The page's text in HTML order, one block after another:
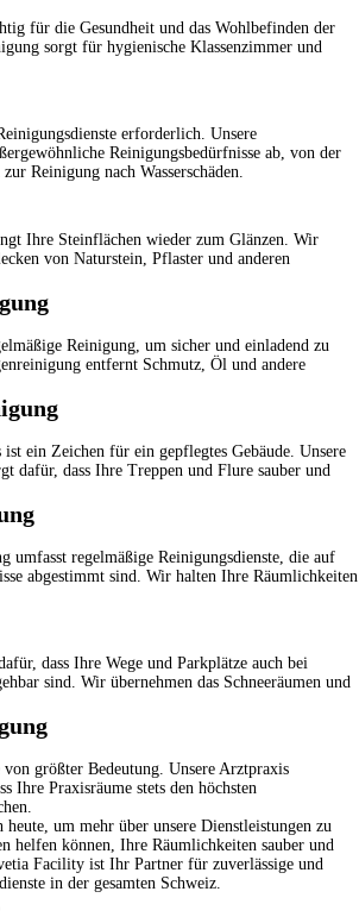
für die Gesundheit und das Wohlbefinden der
sorgt für hygienische Klassenzimmer und
erforderlich. Unsere
Reinigungsbedürfnisse ab, von der
Reinigung nach Wasserschäden.
Ihre Steinflächen wieder zum Glänzen. Wir
von Naturstein, Pflaster und anderen
Reinigung, um sicher und einladend zu
entfernt Schmutz, Öl und andere
ist ein Zeichen für ein gepflegtes Gebäude. Unsere
dafür, dass Ihre Treppen und Flure sauber und
umfasst regelmäßige Reinigungsdienste, die auf
abgestimmt sind. Wir halten Ihre Räumlichkeiten
dass Ihre Wege und Parkplätze auch bei
sind. Wir übernehmen das Schneeräumen und
größter Bedeutung. Unsere Arztpraxis
Ihre Praxisräume stets den höchsten
heute, um mehr über unsere Dienstleistungen zu
helfen können, Ihre Räumlichkeiten sauber und
Facility ist Ihr Partner für zuverlässige und
in der gesamten Schweiz.